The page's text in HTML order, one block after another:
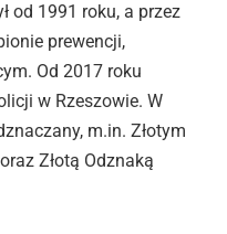
od 1991 roku, a przez
prewencji,
Od 2017 roku
w Rzeszowie. W
m.in. Złotym
Złotą Odznaką